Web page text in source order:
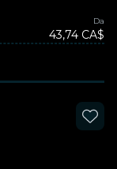
Da
43,74 CA$